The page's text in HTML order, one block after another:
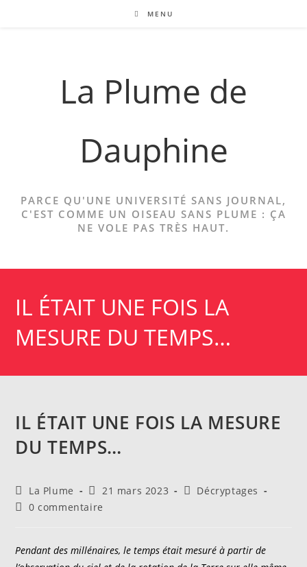
MENU
La Plume de
Dauphine
PARCE QU'UNE UNIVERSITÉ SANS JOURNAL,
C'EST COMME UN OISEAU SANS PLUME : ÇA
NE VOLE PAS TRÈS HAUT.
IL ÉTAIT UNE FOIS LA
MESURE DU TEMPS…
IL ÉTAIT UNE FOIS LA MESURE
DU TEMPS…
Auteur/autrice
de
La Plume
Publication
publiée :
21 mars 2023
PostDécryptages
Commentaires
publication :
0 commentaire
Pendant des millénaires, le temps était mesuré à partir de